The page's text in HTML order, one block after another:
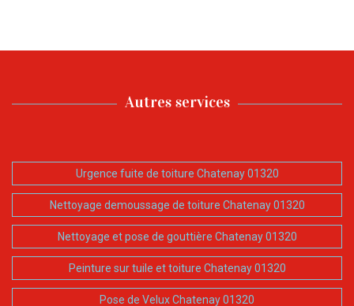
Autres services
Urgence fuite de toiture Chatenay 01320
Nettoyage demoussage de toiture Chatenay 01320
Nettoyage et pose de gouttière Chatenay 01320
Peinture sur tuile et toiture Chatenay 01320
Pose de Velux Chatenay 01320